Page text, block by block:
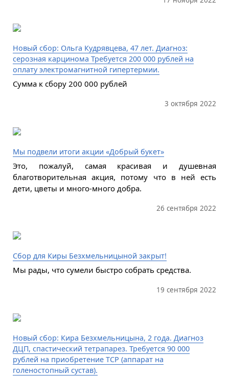
Новый сбор: Ольга Кудрявцева, 47 лет. Диагноз:
серозная карцинома Требуется 200 000 рублей на
оплату электромагнитной гипертермии.
Сумма к сбору 200 000 рублей
3 октября 2022
Мы подвели итоги акции «Добрый букет»
Это, пожалуй, самая красивая и душевная
благотворительная акция, потому что в ней есть
дети, цветы и много-много добра.
26 сентября 2022
Сбор для Киры Безхмельницыной закрыт!
Мы рады, что сумели быстро собрать средства.
19 сентября 2022
Новый сбор: Кира Безхмельницына, 2 года. Диагноз
ДЦП, спастический тетрапарез. Требуется 90 000
рублей на приобретение ТСР (аппарат на
голеностопный сустав).